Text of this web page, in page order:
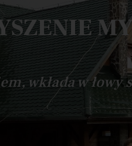
wkłada w